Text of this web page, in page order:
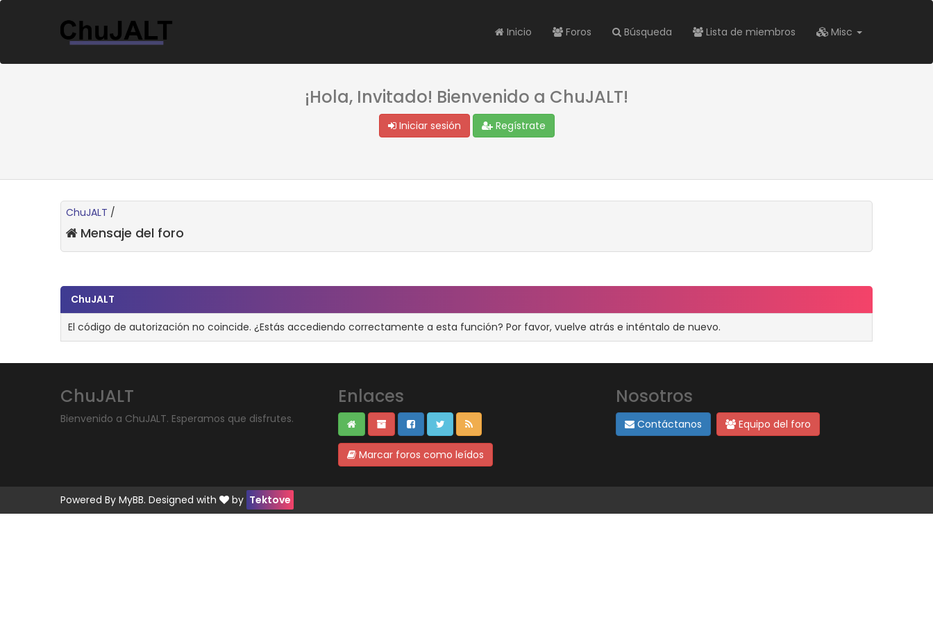
Inicio Foros Búsqueda Lista de miembros Misc
¡Hola, Invitado! Bienvenido a ChuJALT!
Iniciar sesión Regístrate
ChuJALT /
Mensaje del foro
ChuJALT
El código de autorización no coincide. ¿Estás accediendo correctamente a esta función? Por favor, vuelve atrás e inténtalo de nuevo.
ChuJALT
Bienvenido a ChuJALT. Esperamos que disfrutes.
Enlaces
Marcar foros como leídos
Nosotros
Contáctanos Equipo del foro
Powered By MyBB. Designed with by Tektove